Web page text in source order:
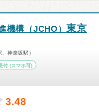
機構（JCHO）東京
神楽坂駅）
付 (スマホ可)
3.48